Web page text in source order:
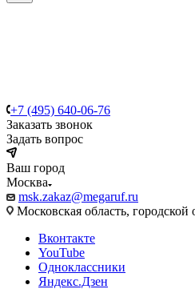
+7 (495) 640-06-76
Заказать звонок
Задать вопрос
Ваш город
Москва
msk.zakaz@megaruf.ru
Московская область,
Вконтакте
YouTube
Одноклассники
Яндекс.Дзен